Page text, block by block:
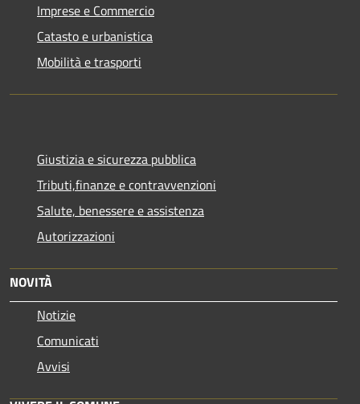
Imprese e Commercio
Catasto e urbanistica
Mobilità e trasporti
Giustizia e sicurezza pubblica
Tributi,finanze e contravvenzioni
Salute, benessere e assistenza
Autorizzazioni
NOVITÀ
Notizie
Comunicati
Avvisi